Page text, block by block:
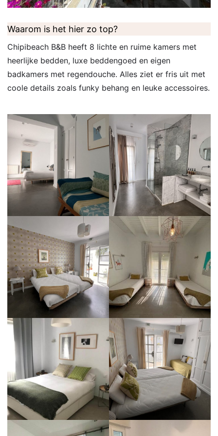
Waarom is het hier zo top?
Chipibeach B&B heeft 8 lichte en ruime kamers met
heerlijke bedden, luxe beddengoed en eigen
badkamers met regendouche. Alles ziet er fris uit met
coole details zoals funky behang en leuke accessoires.